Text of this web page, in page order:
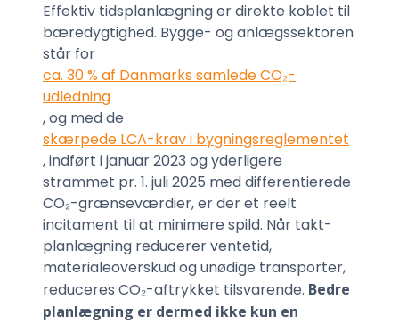
Effektiv tidsplanlægning er direkte koblet til
bæredygtighed. Bygge- og anlægssektoren
står for
ca. 30 % af Danmarks samlede CO₂-
udledning
, og med de
skærpede LCA-krav i bygningsreglementet
, indført i januar 2023 og yderligere
strammet pr. 1. juli 2025 med differentierede
CO₂-grænseværdier, er der et reelt
incitament til at minimere spild. Når takt-
planlægning reducerer ventetid,
materialeoverskud og unødige transporter,
reduceres CO₂-aftrykket tilsvarende. Bedre
planlægning er dermed ikke kun en